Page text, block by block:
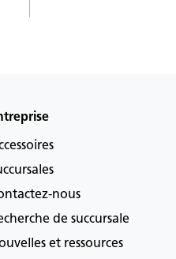
nous
de succursale
et ressources